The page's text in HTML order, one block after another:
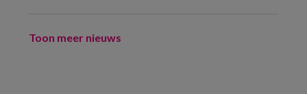
Toon meer nieuws